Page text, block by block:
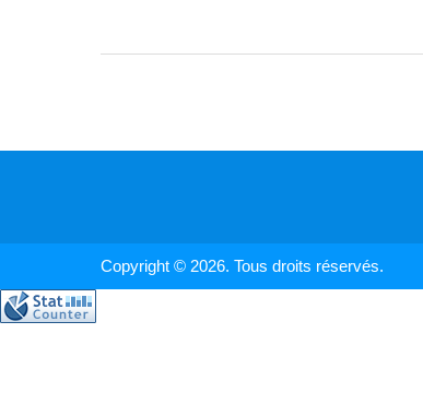
Copyright © 2026. Tous droits réservés.